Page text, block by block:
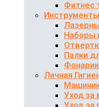
Фитнес
Инструменты
Наборы
Палки
Личная
Уход за